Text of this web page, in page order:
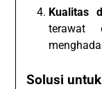
Kualitas
terawat
Solusi